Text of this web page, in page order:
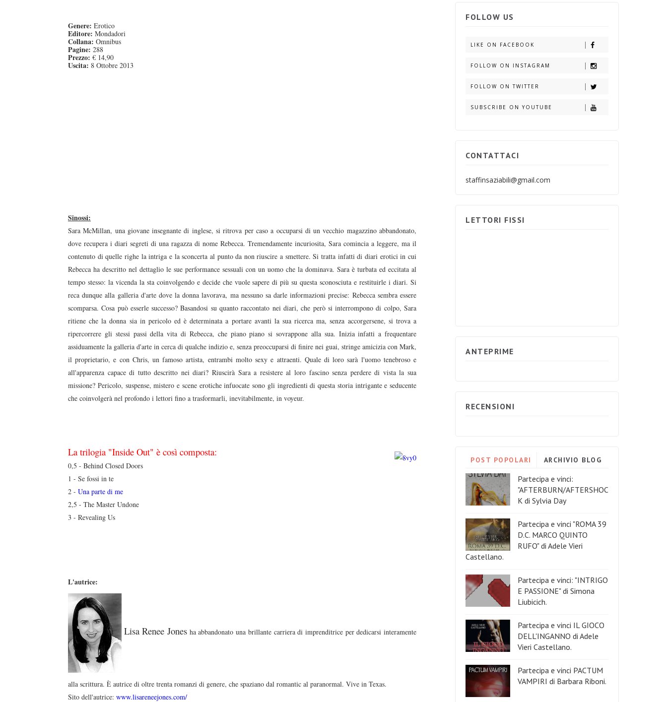
Genere: Erotico
Editore: Mondadori
Collana: Omnibus
Pagine: 288
Prezzo: € 14,90
Uscita: 8 Ottobre 2013
Sinossi:
Sara McMillan, una giovane insegnante di inglese, si ritrova per caso a occuparsi di un vecchio magazzino abbandonato,
dove recupera i diari segreti di una ragazza di nome Rebecca. Tremendamente incuriosita, Sara comincia a leggere, ma il
contenuto di quelle righe la intriga e la sconcerta al punto da non riuscire a smettere. Si tratta infatti di diari erotici in cui
Rebecca ha descritto nel dettaglio le sue performance sessuali con un uomo che la dominava. Sara è turbata ed eccitata al
tempo stesso: la vicenda la sta coinvolgendo e decide che vuole sapere di più su questa sconosciuta e restituirle i diari. Si
reca dunque alla galleria d'arte dove la donna lavorava, ma nessuno sa darle informazioni precise: Rebecca sembra essere
scomparsa. Cosa può esserle successo? Basandosi su quanto raccontato nei diari, che però si interrompono di colpo, Sara
ritiene che la donna sia in pericolo ed è determinata a portare avanti la sua ricerca ma, senza accorgersene, si trova a
ripercorrere gli stessi passi della vita di Rebecca, che piano piano si sovrappone alla sua. Inizia infatti a frequentare
assiduamente la galleria d'arte in cerca di qualche indizio e, senza preoccuparsi di finire nei guai, stringe amicizia con Mark,
il proprietario, e con Chris, un famoso artista, entrambi molto sexy e attraenti. Quale di loro sarà l'uomo tenebroso e
all'apparenza capace di tutto descritto nei diari? Riuscirà Sara a resistere al loro fascino senza perdere di vista la sua
missione? Pericolo, suspense, mistero e scene erotiche infuocate sono gli ingredienti di questa storia intrigante e seducente
che coinvolgerà nel profondo i lettori fino a trasformarli, inevitabilmente, in voyeur.
La trilogia "Inside Out" è così composta:
0,5 - Behind Closed Doors
1 - Se fossi in te
2 - Una parte di me
2,5 - The Master Undone
3 - Revealing Us
L'autrice:
Lisa Renee Jones ha abbandonato una brillante carriera di imprenditrice per dedicarsi interamente
alla scrittura. È autrice di oltre trenta romanzi di genere, che spaziano dal romantic al paranormal. Vive in Texas.
Sito dell'autrice: www.lisareneejones.com/
FOLLOW US
LIKE ON FACEBOOK
FOLLOW ON INSTAGRAM
FOLLOW ON TWITTER
SUBSCRIBE ON YOUTUBE
CONTATTACI
staffinsaziabili@gmail.com
LETTORI FISSI
ANTEPRIME
RECENSIONI
POST POPOLARI ARCHIVIO BLOG
Partecipa e vinci:
"AFTERBURN/AFTERSHOC
K di Sylvia Day
Partecipa e vinci "ROMA 39
D.C. MARCO QUINTO
RUFO" di Adele Vieri
Castellano.
Partecipa e vinci: "INTRIGO
E PASSIONE" di Simona
Liubicich.
Partecipa e vinci IL GIOCO
DELL'INGANNO di Adele
Vieri Castellano.
Partecipa e vinci PACTUM
VAMPIRI di Barbara Riboni.